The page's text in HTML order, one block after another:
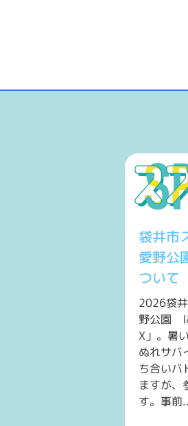
袋井市
愛野公
ついて
2026袋
野公園
X」。暑
ぬれサバ
ち合いバ
ますが、
す。事前